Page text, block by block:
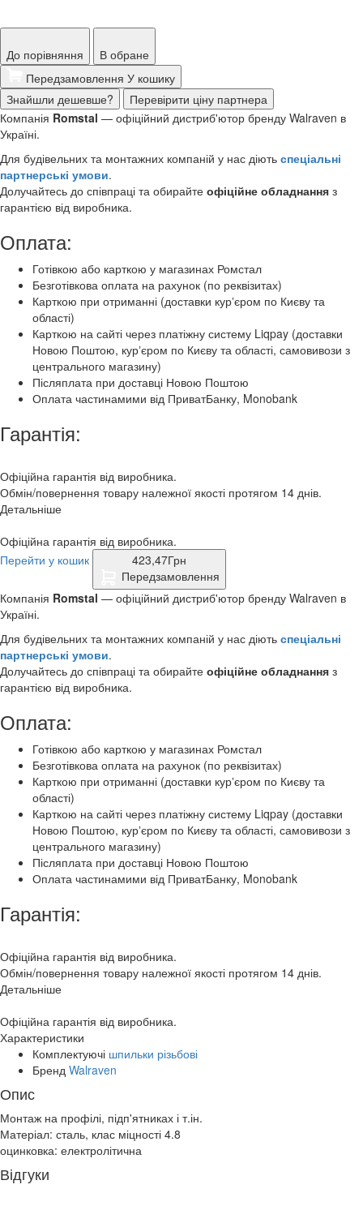
До порівняння
В обране
Передзамовлення У кошику
Знайшли дешевше?
Перевірити ціну партнера
Компанія Romstal — офіційний дистриб'ютор бренду Walraven в
Україні.
Для будівельних та монтажних компаній у нас діють спеціальні
партнерські умови.
Долучайтесь до співпраці та обирайте офіційне обладнання з
гарантією від виробника.
Оплата:
Готівкою або карткою у магазинах Ромстал
Безготівкова оплата на рахунок (по реквізитах)
Карткою при отриманні (доставки курʼєром по Києву та
області)
Карткою на сайті через платіжну систему Liqpay (доставки
Новою Поштою, курʼєром по Києву та області, самовивози з
центрального магазину)
Післяплата при доставці Новою Поштою
Оплата частинамими від ПриватБанку, Monobank
Гарантія:
Офіційна гарантія від виробника.
Обмін/повернення товару належної якості протягом 14 днів.
Детальніше
Офіційна гарантія від виробника.
Перейти у кошик
423,47Грн
Передзамовлення
Компанія Romstal — офіційний дистриб'ютор бренду Walraven в
Україні.
Для будівельних та монтажних компаній у нас діють спеціальні
партнерські умови.
Долучайтесь до співпраці та обирайте офіційне обладнання з
гарантією від виробника.
Оплата:
Готівкою або карткою у магазинах Ромстал
Безготівкова оплата на рахунок (по реквізитах)
Карткою при отриманні (доставки курʼєром по Києву та
області)
Карткою на сайті через платіжну систему Liqpay (доставки
Новою Поштою, курʼєром по Києву та області, самовивози з
центрального магазину)
Післяплата при доставці Новою Поштою
Оплата частинамими від ПриватБанку, Monobank
Гарантія:
Офіційна гарантія від виробника.
Обмін/повернення товару належної якості протягом 14 днів.
Детальніше
Офіційна гарантія від виробника.
Характеристики
Комплектуючі шпильки різьбові
Бренд Walraven
Опис
Монтаж на профілі, підп'ятниках і т.ін.
Матеріал: сталь, клас міцності 4.8
оцинковка: електролітична
Відгуки